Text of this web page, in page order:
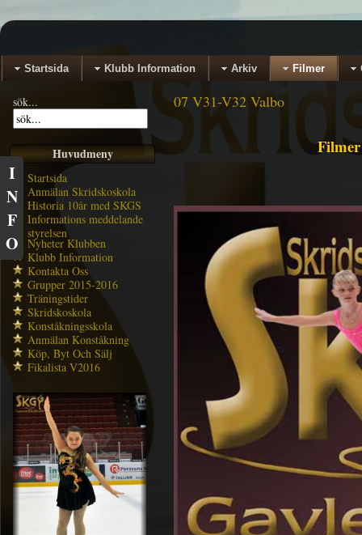
Startsida Klubb Information Arkiv Filmer
sök...
Huvudmeny
Startsida
Anmälan Skridskoskola
Historia 10år med SKGS
Informations meddelande
styrelsen
Nyheter Klubben
Klubb Information
Kontakta Oss
Grupper 2015-2016
Träningstider
Skridskoskola
Konståkningsskola
Anmälan Konståkning
Köp, Byt Och Sälj
Fikalista V2016
07 V31-V32 Valbo
I
N
F
O